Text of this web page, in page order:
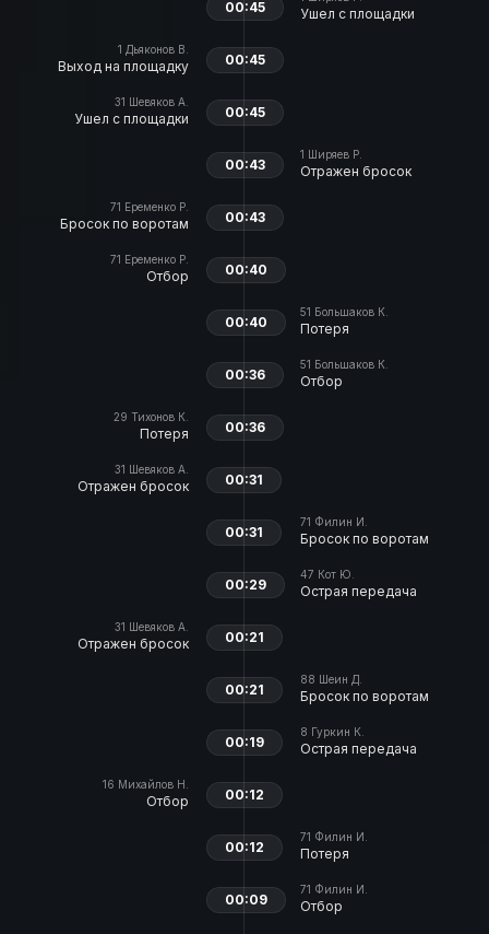
Ушел с площадки
00:45
1 Дьяконов В.
Выход на площадку 00:45
31 Шевяков А.
Ушел с площадки 00:45
1 Ширяев Р.
Отражен бросок
00:43
71 Еременко Р.
Бросок по воротам 00:43
71 Еременко Р.
Отбор 00:40
51 Большаков К.
Потеря
00:40
51 Большаков К.
Отбор
00:36
29 Тихонов К.
Потеря 00:36
31 Шевяков А.
Отражен бросок 00:31
71 Филин И.
Бросок по воротам
00:31
47 Кот Ю.
Острая передача
00:29
31 Шевяков А.
Отражен бросок 00:21
88 Шеин Д.
Бросок по воротам
00:21
8 Гуркин К.
Острая передача
00:19
16 Михайлов Н.
Отбор 00:12
71 Филин И.
Потеря
00:12
71 Филин И.
Отбор
00:09